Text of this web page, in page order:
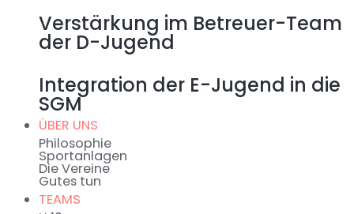
Verstärkung im Betreuer-Team
der D-Jugend
Integration der E-Jugend in die
SGM
ÜBER UNS
Philosophie
Sportanlagen
Die Vereine
Gutes tun
TEAMS